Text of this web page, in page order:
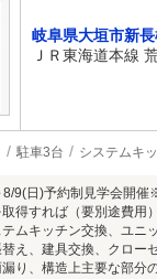
岐阜県大垣市新長
ＪＲ東海道本線
駐車3台 システムキ
9(日)予約制見学会開催
得すれば（要別途費用
ムキッチン交換、ユニ
え、建具交換、クロー
漏り、構造上主要な部分